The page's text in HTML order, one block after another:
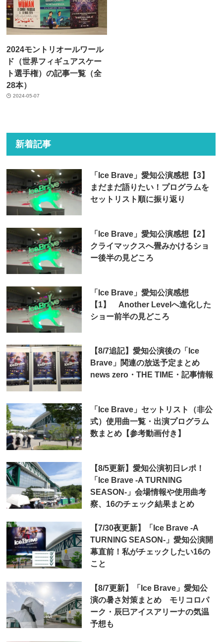
2024モントリオールワール
ド（世界フィギュアスケー
ト選手権）の記事一覧（全
28本）
2024-05-07
新着記事
「Ice Brave」愛知公演感想【3】
まだまだ語りたい！プログラムを
セットリスト順に振り返り
「Ice Brave」愛知公演感想【2】
クライマックスへ畳みかけるショ
ー後半の見どころ
「Ice Brave」愛知公演感想
【1】 Another Levelへ進化した
ショー前半の見どころ
【8/7追記】愛知公演後の「Ice
Brave」関連の放送予定まとめ
news zero・THE TIME・記事情報
「Ice Brave」セットリスト（非公
式）使用曲一覧・出演プログラム
数まとめ【参考動画付き】
【8/5更新】愛知公演初日レポ！
「Ice Brave -A TURNING
SEASON-」会場情報や使用曲考
察、16のチェック結果まとめ
【7/30夜更新】「Ice Brave -A
TURNING SEASON-」愛知公演開
幕直前！私がチェックしたい16の
こと
【8/7更新】「Ice Brave」愛知公
演の暑さ対策まとめ モリコロパ
ーク・辰巳アイスアリーナの気温
予想も